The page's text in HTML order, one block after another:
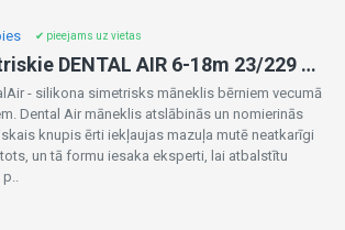
✔ pieejams uz vietas
Mānekļi simetriskie DENTAL AIR 6-18m 23/229 (2 gab.)
- silikona simetrisks māneklis bērniem vecumā
Dental Air māneklis atslābinās un nomierinās
knupis ērti iekļaujas mazuļa mutē neatkarīgi
un tā formu iesaka eksperti, lai atbalstītu